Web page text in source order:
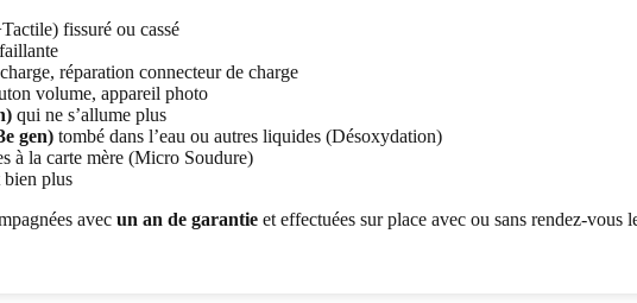
fissuré ou cassé
réparation connecteur de charge
volume, appareil photo
qui ne s’allume plus
gen) tombé dans l’eau ou autres liquides (Désoxydation)
à la carte mère (Micro Soudure)
plus
avec un an de garantie et effectuées sur place avec ou sans rendez-vous